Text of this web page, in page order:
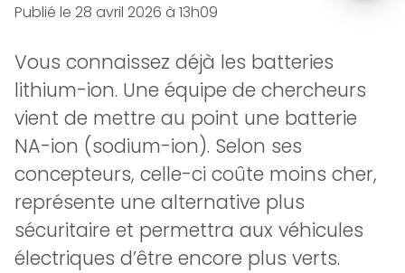
Publié le 28 avril 2026 à 13h09
Vous connaissez déjà les batteries
lithium-ion. Une équipe de chercheurs
vient de mettre au point une batterie
NA-ion (sodium-ion). Selon ses
concepteurs, celle-ci coûte moins cher,
représente une alternative plus
sécuritaire et permettra aux véhicules
électriques d’être encore plus verts.